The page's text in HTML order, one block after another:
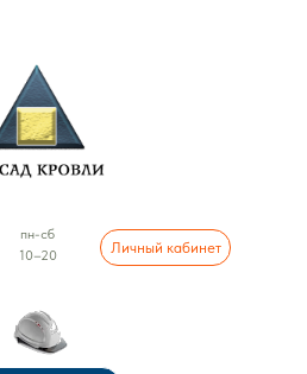
Личный кабинет
пн-сб
10–20